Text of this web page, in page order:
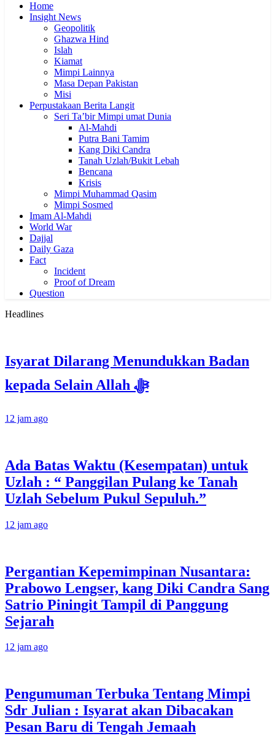
Home
Insight News
Geopolitik
Ghazwa Hind
Islah
Kiamat
Mimpi Lainnya
Masa Depan Pakistan
Misi
Perpustakaan Berita Langit
Seri Ta’bir Mimpi umat Dunia
Al-Mahdi
Putra Bani Tamim
Kang Diki Candra
Tanah Uzlah/Bukit Lebah
Bencana
Krisis
Mimpi Muhammad Qasim
Mimpi Sosmed
Imam Al-Mahdi
World War
Dajjal
Daily Gaza
Fact
Incident
Proof of Dream
Question
Headlines
Isyarat Dilarang Menundukkan Badan
kepada Selain Allah ﷻ
12 jam ago
Ada Batas Waktu (Kesempatan) untuk
Uzlah : “ Panggilan Pulang ke Tanah
Uzlah Sebelum Pukul Sepuluh.”
12 jam ago
Pergantian Kepemimpinan Nusantara:
Prabowo Lengser, kang Diki Candra Sang
Satrio Piningit Tampil di Panggung
Sejarah
12 jam ago
Pengumuman Terbuka Tentang Mimpi
Sdr Julian : Isyarat akan Dibacakan
Pesan Baru di Tengah Jemaah